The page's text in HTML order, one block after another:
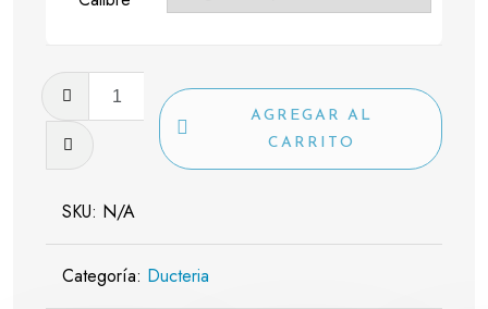
Original
cantidad
AGREGAR AL
CARRITO
SKU: N/A
Categoría: Ducteria